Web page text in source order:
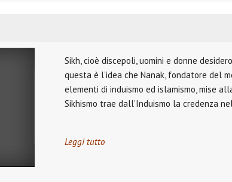
Sikh, cioè discepoli, uomini e donne
questa è l’idea che Nanak, fondatore del
elementi di induismo ed islamismo, mise
Sikhismo trae dall’Induismo la credenza
Leggi tutto